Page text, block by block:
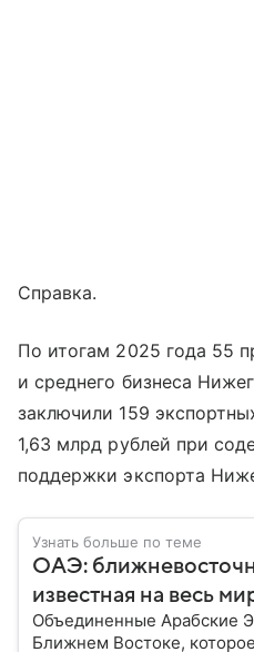
Справка.
По итогам 2025 года 55
и среднего бизнеса
заключили 159
1,63 млрд рублей при
поддержки экспорта
Узнать больше по теме
ОАЭ:
известная на весь
Объединенные Арабские
Ближнем Востоке,